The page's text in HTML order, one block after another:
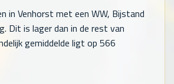
in Venhorst met een WW, Bijstand
Dit is lager dan in de rest van
gemiddelde ligt op 566